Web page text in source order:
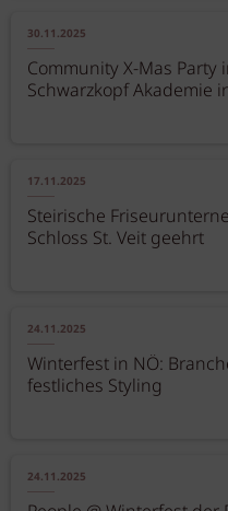
30.11.2025
Community X-Mas Party
Schwarzkopf Akademie
17.11.2025
Steirische
Schloss St. Veit geehrt
24.11.2025
Winterfest in NÖ:
festliches Styling
24.11.2025